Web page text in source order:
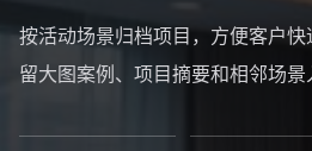
按活动场景归档项目，方便客户
留大图案例、项目摘要和相邻场景